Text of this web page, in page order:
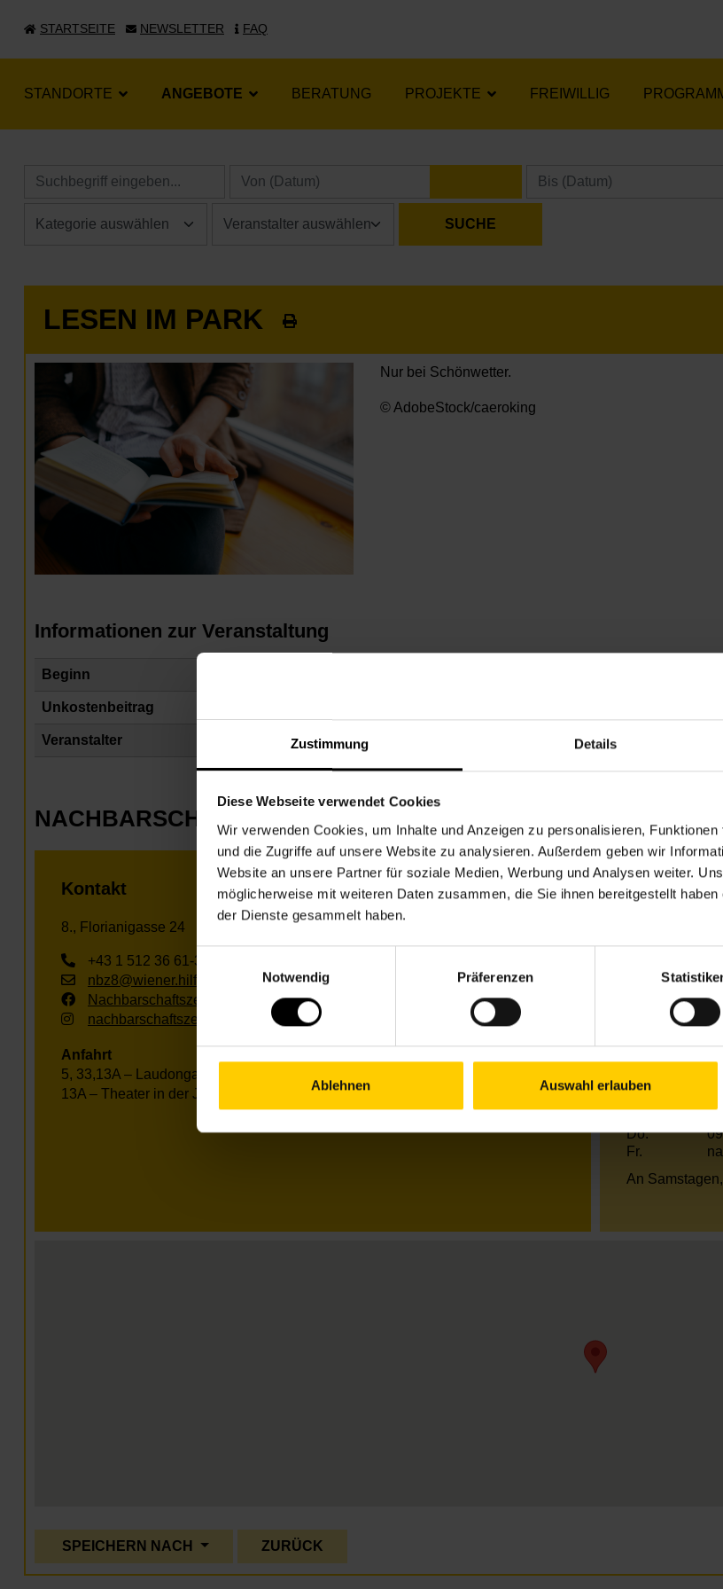
Zustimmung Details
Diese Webseite verwendet Cookies
Wir verwenden Cookies, um Inhalte und Anzeigen zu personalisieren,
und die Zugriffe auf unsere Website zu analysieren. Außerdem geben wir
Website an unsere Partner für soziale Medien, Werbung und Analysen weiter.
möglicherweise mit weiteren Daten zusammen, die Sie ihnen bereitgestellt
der Dienste gesammelt haben.
Einwilligungsauswahl
Notwendig
Präferenzen
Ablehnen Auswahl erlauben
STARTSEITE NEWSLETTER FAQ
STANDORTE ANGEBOTE BERATUNG PROJEKTE FREIWILLIG
KALENDER ÖFFNEN
LESEN IM PARK
Nur bei Schönwetter.
© AdobeStock/caeroking
Informationen zur Veranstaltung
Beginn
Unkostenbeitrag
Veranstalter
NACHBARSCHAFTSZENTRUM 08
Kontakt
8., Florianigasse 24
+43 1 512 36 61-3400
nbz8@wiener.hilfswerk.at
Nachbarschaftszentren
nachbarschaftszentren.wien
Anfahrt
5, 33,13A – Laudongasse
13A – Theater in der Josefstadt
Di.
Mo.
Do.
Fr.
An
SPEICHERN NACH ZURÜCK